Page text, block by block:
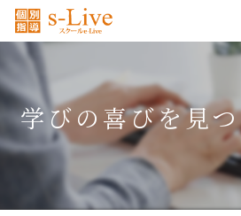
学びの喜びを見